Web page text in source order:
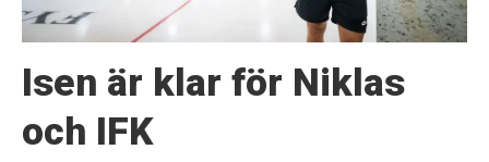
Isen är klar för Niklas
och IFK